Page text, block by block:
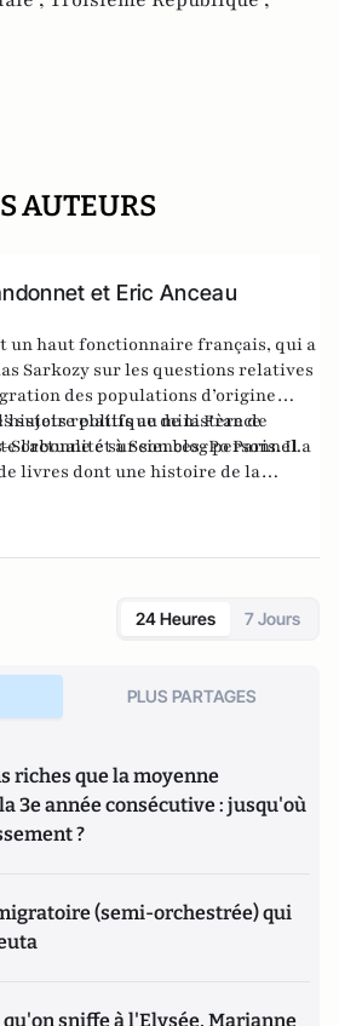
AUTEURS
et Eric Anceau
un haut fonctionnaire français, qui a
Sarkozy sur les questions relatives
des populations d’origine
sujets relatifs au ministère de
l'actualité sur son blog personnel.
politique de la France
et à Sciences-Po Paris. Il a
livres dont une histoire de la
24 Heures 7 Jours
PLUS PARTAGES
riches que la moyenne
3e année consécutive : jusqu'où
?
(semi-orchestrée) qui
sniffe à l'Elysée, Marianne